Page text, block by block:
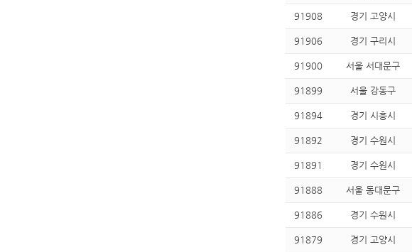
91908 경기 고양시
91906 경기 구리시
91900 서울 서대문구
91899 서울 강동구
91894 경기 시흥시
91892 경기 수원시
91891 경기 수원시
91888 서울 동대문구
91886 경기 수원시
91879 경기 고양시